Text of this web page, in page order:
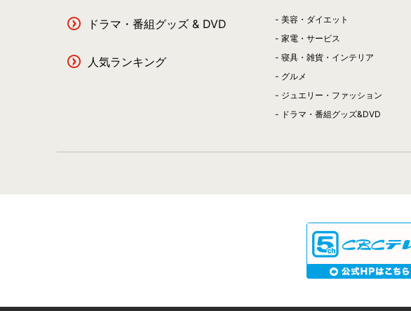
ドラマ・番組グッズ & DVD
人気ランキング
美容・ダイエット
家電・サービス
寝具・雑貨・インテリア
グルメ
ジュエリー・ファッション
ドラマ・番組グッズ&DVD